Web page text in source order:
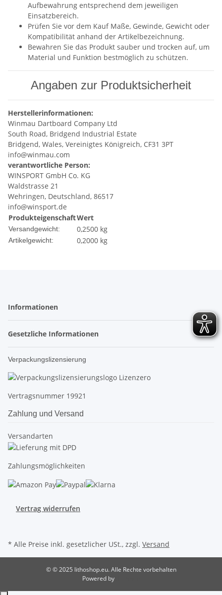
Aufbewahrung entsprechend dem jeweiligen
Einsatzbereich.
Prüfen Sie vor dem Kauf Maße, Gewinde, Gewicht oder
Kompatibilität anhand der Artikelbezeichnung.
Bewahren Sie das Produkt sauber und trocken auf, um
Material und Funktion bestmöglich zu schützen.
Angaben zur Produktsicherheit
Herstellerinformationen:
Winmau Dartboard Company Ltd
South Road, Bridgend Industrial Estate
Bridgend, Wales, Vereinigtes Königreich, CF31 3PT
info@winmau.com
verantwortliche Person:
WINSPORT GmbH Co. KG
Waldstrasse 21
Wehringen, Deutschland, 86517
info@winsport.de
ProdukteigenschaftWert
Versandgewicht: 0,2500 kg
Artikelgewicht: 0,2000 kg
Informationen
Gesetzliche Informationen
Verpackungslizensierung
Vertragsnummer 19921
Zahlung und Versand
Versandarten
Zahlungsmöglichkeiten
Vertrag widerrufen
* Alle Preise inkl. gesetzlicher USt., zzgl. Versand
© © 2025 lithoshop.eu. Alle Rechte vorbehalten
Powered by